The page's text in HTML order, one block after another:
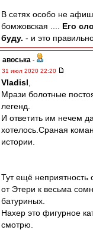
В сетях особо не
бомжовская .... Его
буду. - и это
авоська -
31 июл 2020 22:20
Vladisl
Мрази болотные
легенд.
И ответить им нечем
хотелось.Сраная
истории.
Тут ещё неприятность
от Этери к весьма
батуриных.
Нахер это фигурное
смотрю.